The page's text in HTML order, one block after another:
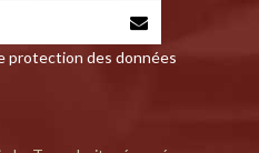
protection des données